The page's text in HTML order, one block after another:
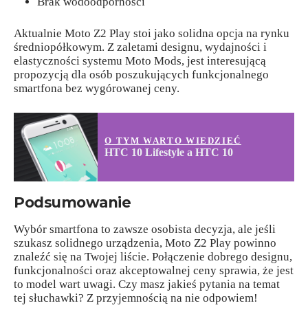
Aktualnie Moto Z2 Play stoi jako solidna opcja na rynku
średniopółkowym. Z zaletami designu, wydajności i
elastyczności systemu Moto Mods, jest interesującą
propozycją dla osób poszukujących funkcjonalnego
smartfona bez wygórowanej ceny.
O TYM WARTO WIEDZIEĆ
HTC 10 Lifestyle a HTC 10
Podsumowanie
Wybór smartfona to zawsze osobista decyzja, ale jeśli
szukasz solidnego urządzenia, Moto Z2 Play powinno
znaleźć się na Twojej liście. Połączenie dobrego designu,
funkcjonalności oraz akceptowalnej ceny sprawia, że jest
to model wart uwagi. Czy masz jakieś pytania na temat
tej słuchawki? Z przyjemnością na nie odpowiem!